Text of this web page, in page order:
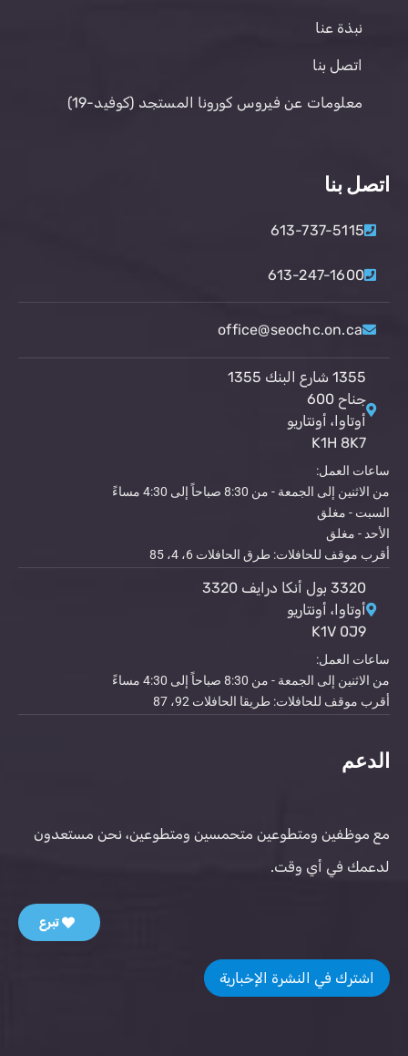
نبذة عنا
اتصل بنا
معلومات عن فيروس كورونا المستجد (كوفيد-19)
اتصل بنا
613-737-5115
613-247-1600
office@seochc.on.ca
1355 شارع البنك 1355
جناح 600
أوتاوا، أونتاريو
K1H 8K7
ساعات العمل:
من الاثنين إلى الجمعة - من 8:30 صباحاً إلى 4:30 مساءً
السبت - مغلق
الأحد - مغلق
أقرب موقف للحافلات: طرق الحافلات 6، 4، 85
3320 بول أنكا درايف 3320
أوتاوا، أونتاريو
K1V 0J9
ساعات العمل:
من الاثنين إلى الجمعة - من 8:30 صباحاً إلى 4:30 مساءً
أقرب موقف للحافلات: طريقا الحافلات 92، 87
الدعم
مع موظفين ومتطوعين متحمسين ومتطوعين، نحن مستعدون
لدعمك في أي وقت.
تبرع
اشترك في النشرة الإخبارية